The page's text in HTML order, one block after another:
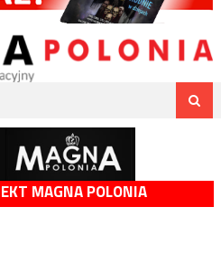
MAGNA POLONIA